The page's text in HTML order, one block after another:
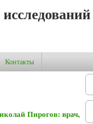
Контакты
Пирогов: врач,